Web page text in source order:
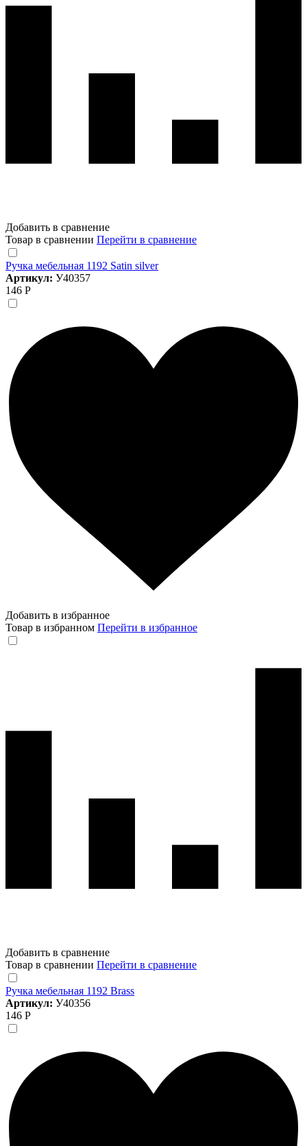
Добавить в сравнение
Товар в сравнении Перейти в сравнение
Ручка мебельная 1192 Satin silver
Артикул: У40357
146 Р
Добавить в избранное
Товар в избранном Перейти в избранное
Добавить в сравнение
Товар в сравнении Перейти в сравнение
Ручка мебельная 1192 Brass
Артикул: У40356
146 Р